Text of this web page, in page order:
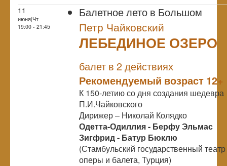
11
июня|Чт
19:00 - 21:45
Балетное лето в Большом
Петр Чайковский
ЛЕБЕДИНОЕ ОЗЕРО
балет в 2 действиях
Рекомендуемый возраст 12+
К 150-летию со дня создания шедевра
П.И.Чайковского
Дирижер – Николай Колядко
Одетта-Одиллия - Берфу Эльмас
Зигфрид - Батур Бюклю
(Стамбульский государственный театр
оперы и балета, Турция)